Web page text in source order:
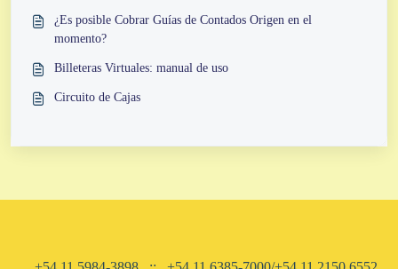
¿Es posible Cobrar Guías de Contados Origen en el
momento?
Billeteras Virtuales: manual de uso
Circuito de Cajas